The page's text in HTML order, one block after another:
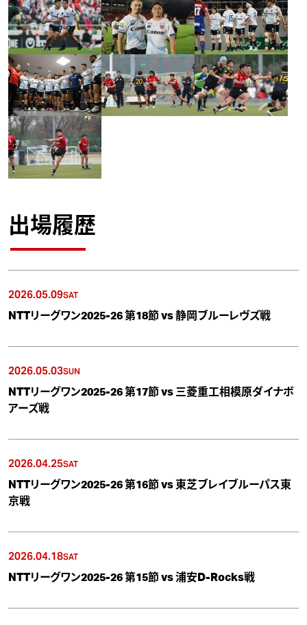
出場履歴
2026.05.09SAT
NTTリーグワン2025-26 第18節 vs 静岡ブルーレヴズ戦
2026.05.03SUN
NTTリーグワン2025-26 第17節 vs 三菱重工相模原ダイナボ
アーズ戦
2026.04.25SAT
NTTリーグワン2025-26 第16節 vs 東芝ブレイブルーパス東
京戦
2026.04.18SAT
NTTリーグワン2025-26 第15節 vs 浦安D-Rocks戦